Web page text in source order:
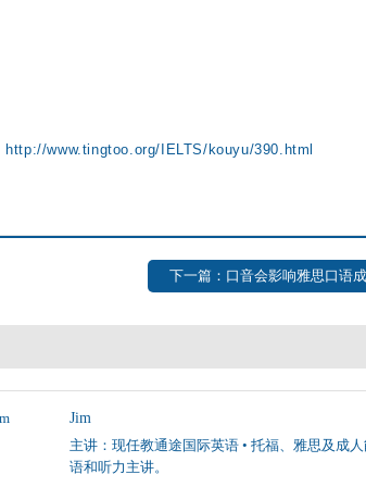
http://www.tingtoo.org/IELTS/kouyu/390.html
下一篇：口音会影响雅思口语
Jim
主讲：现任教通途国际英语 • 托福、雅思及成人
语和听力主讲。